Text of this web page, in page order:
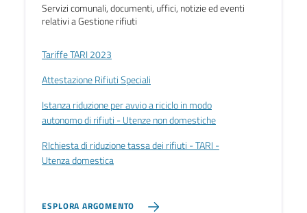
Servizi comunali, documenti, uffici, notizie ed eventi
relativi a Gestione rifiuti
Tariffe TARI 2023
Attestazione Rifiuti Speciali
Istanza riduzione per avvio a riciclo in modo
autonomo di rifiuti - Utenze non domestiche
RIchiesta di riduzione tassa dei rifiuti - TARI -
Utenza domestica
ESPLORA ARGOMENTO